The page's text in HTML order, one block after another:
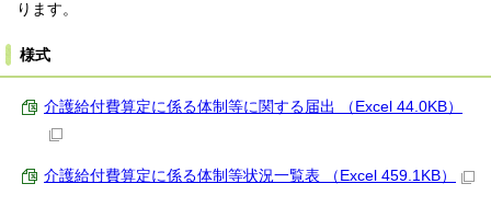
ります。
様式
介護給付費算定に係る体制等に関する届出 （Excel 44.0KB）
介護給付費算定に係る体制等状況一覧表 （Excel 459.1KB）